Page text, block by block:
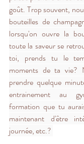
goût. Trop souvent,
bouteilles de
lorsqu'on ouvre la
toute la saveur se
toi, prends tu le
moments de ta vie?
prendre quelque
entrainement au
formation que tu
maintenant d'être
journée, etc.?